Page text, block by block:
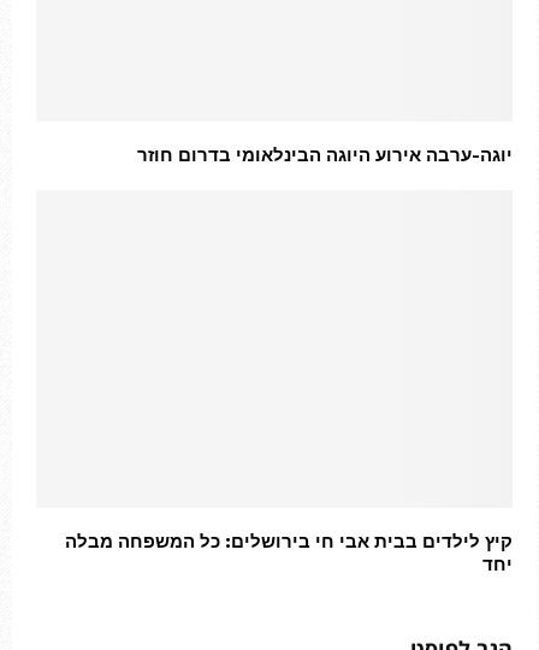
יוגה-ערבה אירוע היוגה הבינלאומי בדרום חוזר
קיץ לילדים בבית אבי חי בירושלים: כל המשפחה מבלה
יחד